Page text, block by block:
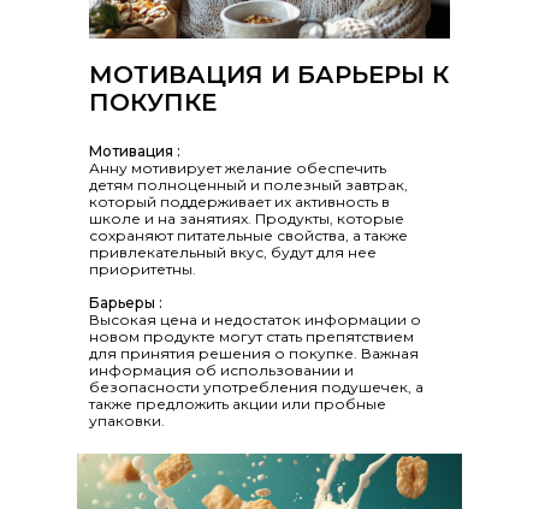
Мотивация :
Анну мотивирует желание обеспечить
детям полноценный и полезный завтрак,
который поддерживает их активность в
школе и на занятиях. Продукты, которые
сохраняют питательные свойства, а также
привлекательный вкус, будут для нее
приоритетны.
Барьеры :
Высокая цена и недостаток информации о
новом продукте могут стать препятствием
для принятия решения о покупке. Важная
информация об использовании и
безопасности употребления подушечек, а
также предложить акции или пробные
упаковки.
МОТИВАЦИЯ И БАРЬЕРЫ К
ПОКУПКЕ